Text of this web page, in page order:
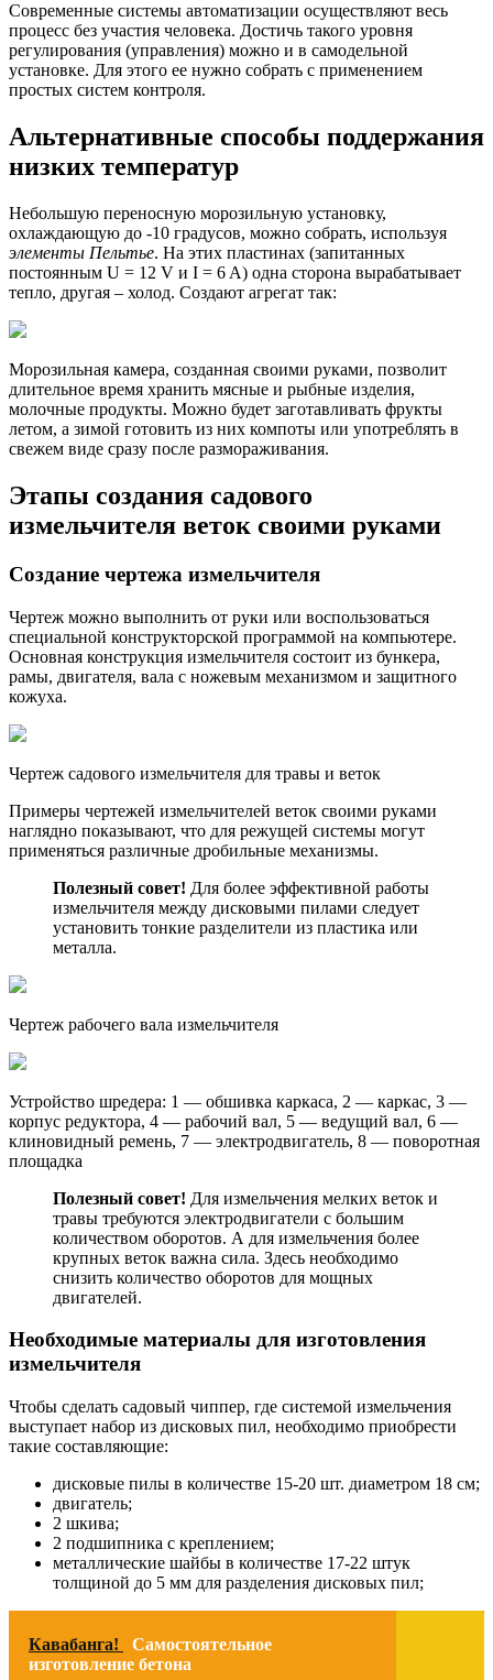
Современные системы автоматизации осуществляют весь
процесс без участия человека. Достичь такого уровня
регулирования (управления) можно и в самодельной
установке. Для этого ее нужно собрать с применением
простых систем контроля.
Альтернативные способы поддержания
низких температур
Небольшую переносную морозильную установку,
охлаждающую до -10 градусов, можно собрать, используя
элементы Пельтье. На этих пластинах (запитанных
постоянным U = 12 V и I = 6 A) одна сторона вырабатывает
тепло, другая – холод. Создают агрегат так:
Морозильная камера, созданная своими руками, позволит
длительное время хранить мясные и рыбные изделия,
молочные продукты. Можно будет заготавливать фрукты
летом, а зимой готовить из них компоты или употреблять в
свежем виде сразу после размораживания.
Этапы создания садового
измельчителя веток своими руками
Создание чертежа измельчителя
Чертеж можно выполнить от руки или воспользоваться
специальной конструкторской программой на компьютере.
Основная конструкция измельчителя состоит из бункера,
рамы, двигателя, вала с ножевым механизмом и защитного
кожуха.
Чертеж садового измельчителя для травы и веток
Примеры чертежей измельчителей веток своими руками
наглядно показывают, что для режущей системы могут
применяться различные дробильные механизмы.
Полезный совет! Для более эффективной работы
измельчителя между дисковыми пилами следует
установить тонкие разделители из пластика или
металла.
Чертеж рабочего вала измельчителя
Устройство шредера: 1 — обшивка каркаса, 2 — каркас, 3 —
корпус редуктора, 4 — рабочий вал, 5 — ведущий вал, 6 —
клиновидный ремень, 7 — электродвигатель, 8 — поворотная
площадка
Полезный совет! Для измельчения мелких веток и
травы требуются электродвигатели с большим
количеством оборотов. А для измельчения более
крупных веток важна сила. Здесь необходимо
снизить количество оборотов для мощных
двигателей.
Необходимые материалы для изготовления
измельчителя
Чтобы сделать садовый чиппер, где системой измельчения
выступает набор из дисковых пил, необходимо приобрести
такие составляющие:
дисковые пилы в количестве 15-20 шт. диаметром 18 см;
двигатель;
2 шкива;
2 подшипника с креплением;
металлические шайбы в количестве 17-22 штук
толщиной до 5 мм для разделения дисковых пил;
Кавабанга!
Самостоятельное
изготовление бетона